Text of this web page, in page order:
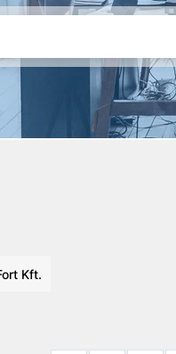
Kft.